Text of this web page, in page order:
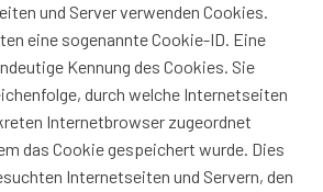
und Server verwenden Cookies.
eine sogenannte Cookie-ID. Eine
Kennung des Cookies. Sie
durch welche Internetseiten
Internetbrowser zugeordnet
das Cookie gespeichert wurde. Dies
Internetseiten und Servern, den